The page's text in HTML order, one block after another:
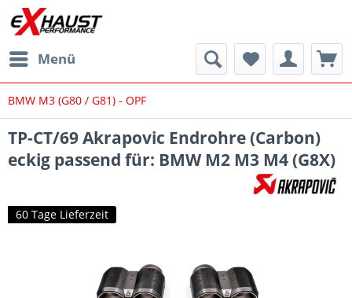
Menü
BMW M3 (G80 / G81) - OPF
TP-CT/69 Akrapovic Endrohre (Carbon)
eckig passend für: BMW M2 M3 M4 (G8X)
60 Tage Lieferzeit